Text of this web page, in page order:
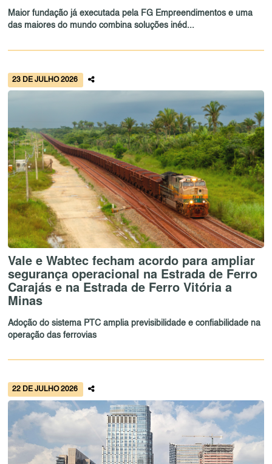
Maior fundação já executada pela FG Empreendimentos e uma
das maiores do mundo combina soluções inéd...
23 DE JULHO 2026
Vale e Wabtec fecham acordo para ampliar
segurança operacional na Estrada de Ferro
Carajás e na Estrada de Ferro Vitória a
Minas
Adoção do sistema PTC amplia previsibilidade e confiabilidade na
operação das ferrovias
22 DE JULHO 2026